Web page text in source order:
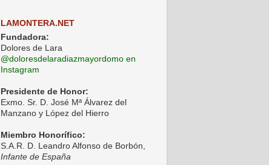
LAMONTERA.NET
Fundadora:
Dolores de Lara
@doloresdelaradiazmayordomo en
Instagram
Presidente de Honor:
Exmo. Sr. D. José Mª Álvarez del
Manzano y López del Hierro
Miembro Honorífico:
S.A.R. D. Leandro Alfonso de Borbón,
Infante de España